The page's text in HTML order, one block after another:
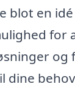
blot en
for
og
dine